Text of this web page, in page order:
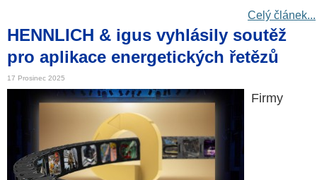
Celý článek...
HENNLICH & igus vyhlásily soutěž
pro aplikace energetických řetězů
17 Prosinec 2025
Firmy